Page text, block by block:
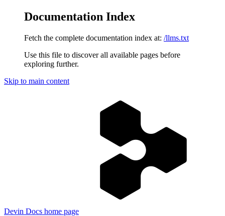
Documentation Index
Fetch the complete documentation index at: /llms.txt
Use this file to discover all available pages before
exploring further.
Skip to main content
Devin Docs home page